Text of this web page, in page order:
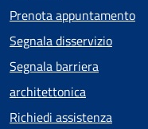
Prenota appuntamento
Segnala disservizio
Segnala barriera
architettonica
Richiedi assistenza